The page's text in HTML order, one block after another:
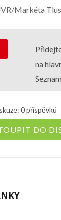
Markéta
na
0příspěvků
DO